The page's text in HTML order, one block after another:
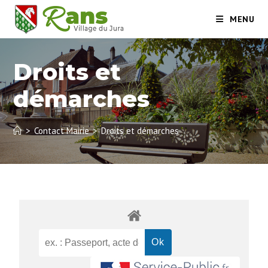
MENU
Droits et
démarches
> Contact Mairie > Droits et démarches